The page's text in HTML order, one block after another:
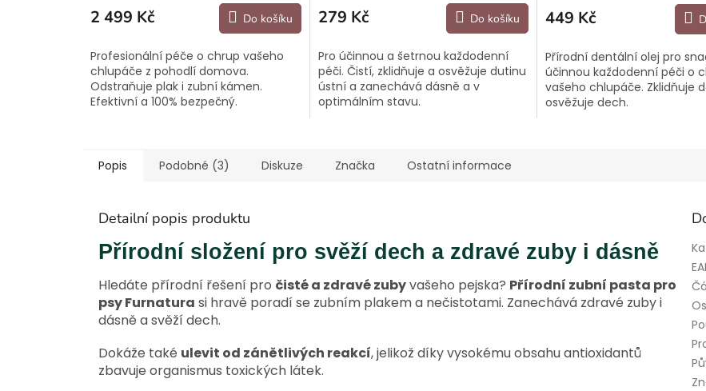
2 499 Kč Do košíku
Profesionální péče o chrup vašeho
chlupáče z pohodlí domova.
Odstraňuje plak i zubní kámen.
Efektivní a 100% bezpečný.
279 Kč Do košíku
Pro účinnou a šetrnou každodenní
péči. Čistí, zklidňuje a osvěžuje dutinu
ústní a zanechává dásně a v
optimálním stavu.
449 Kč
Přírodní dentální olej pro
účinnou každodenní péči o
vašeho chlupáče. Zklidňuje
osvěžuje dech.
Popis Podobné (3) Diskuze Značka Ostatní informace
Detailní popis produktu
Přírodní složení pro svěží dech a zdravé zuby i dásně
Hledáte přírodní řešení pro čisté a zdravé zubyvašeho pejska? Přírodní zubní pasta pro
psy Furnatura si hravě poradí se zubním plakem a nečistotami. Zanechává zdravé zuby i
dásně a svěží dech.
Dokáže také ulevit od zánětlivých reakcí, jelikož díky vysokému obsahu antioxidantů
zbavuje organismus toxických látek.